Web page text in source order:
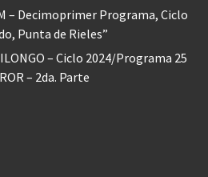
– Decimoprimer Programa, Ciclo
Punta de Rieles”
– Ciclo 2024/Programa 25
– 2da. Parte